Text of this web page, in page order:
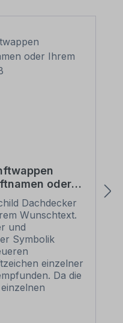
oder
B
Dachdecker
Wunschtext.
und
Symbolik
einzelner
Da die